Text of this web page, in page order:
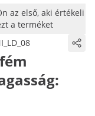
az első, aki értékeli
a terméket